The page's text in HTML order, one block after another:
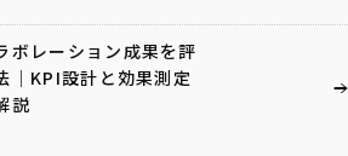
ボレーション成果を評
｜KPI設計と効果測定
説